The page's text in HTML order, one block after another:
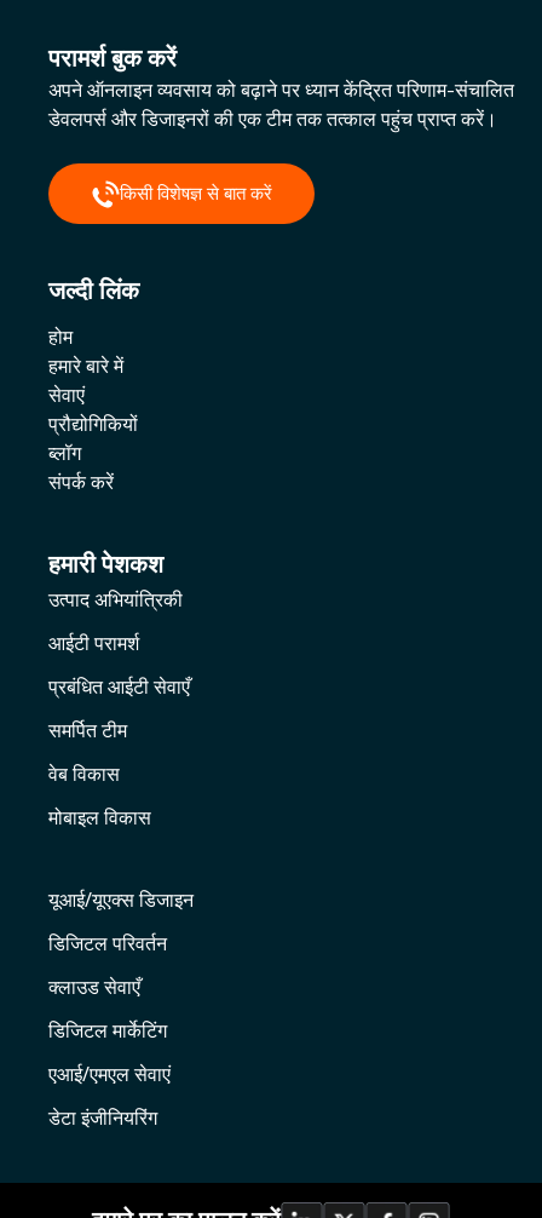
परामर्श बुक करें
अपने ऑनलाइन व्यवसाय को बढ़ाने पर ध्यान केंद्रित परिणाम-संचालित
डेवलपर्स और डिजाइनरों की एक टीम तक तत्काल पहुंच प्राप्त करें।
किसी विशेषज्ञ से बात करें
जल्दी लिंक
होम
हमारे बारे में
सेवाएं
प्रौद्योगिकियों
ब्लॉग
संपर्क करें
हमारी पेशकश
उत्पाद अभियांत्रिकी
आईटी परामर्श
प्रबंधित आईटी सेवाएँ
समर्पित टीम
वेब विकास
मोबाइल विकास
यूआई/यूएक्स डिजाइन
डिजिटल परिवर्तन
क्लाउड सेवाएँ
डिजिटल मार्केटिंग
एआई/एमएल सेवाएं
डेटा इंजीनियरिंग